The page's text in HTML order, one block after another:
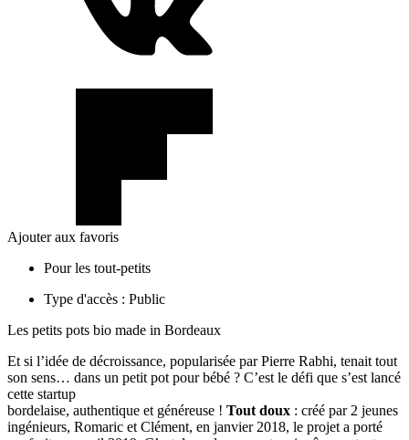
Ajouter aux favoris
Pour les tout-petits
Type d'accès : Public
Les petits pots bio made in Bordeaux
Et si l’idée de décroissance, popularisée par Pierre Rabhi, tenait tout
son sens… dans un petit pot pour bébé ? C’est le défi que s’est lancé
cette startup
bordelaise, authentique et généreuse ! Tout doux : créé par 2 jeunes
ingénieurs, Romaric et Clément, en janvier 2018, le projet a porté